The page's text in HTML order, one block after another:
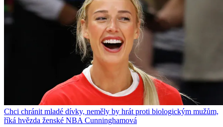
Chci chránit mladé dívky, neměly by hrát proti biologickým mužům,
říká hvězda ženské NBA Cunninghamová